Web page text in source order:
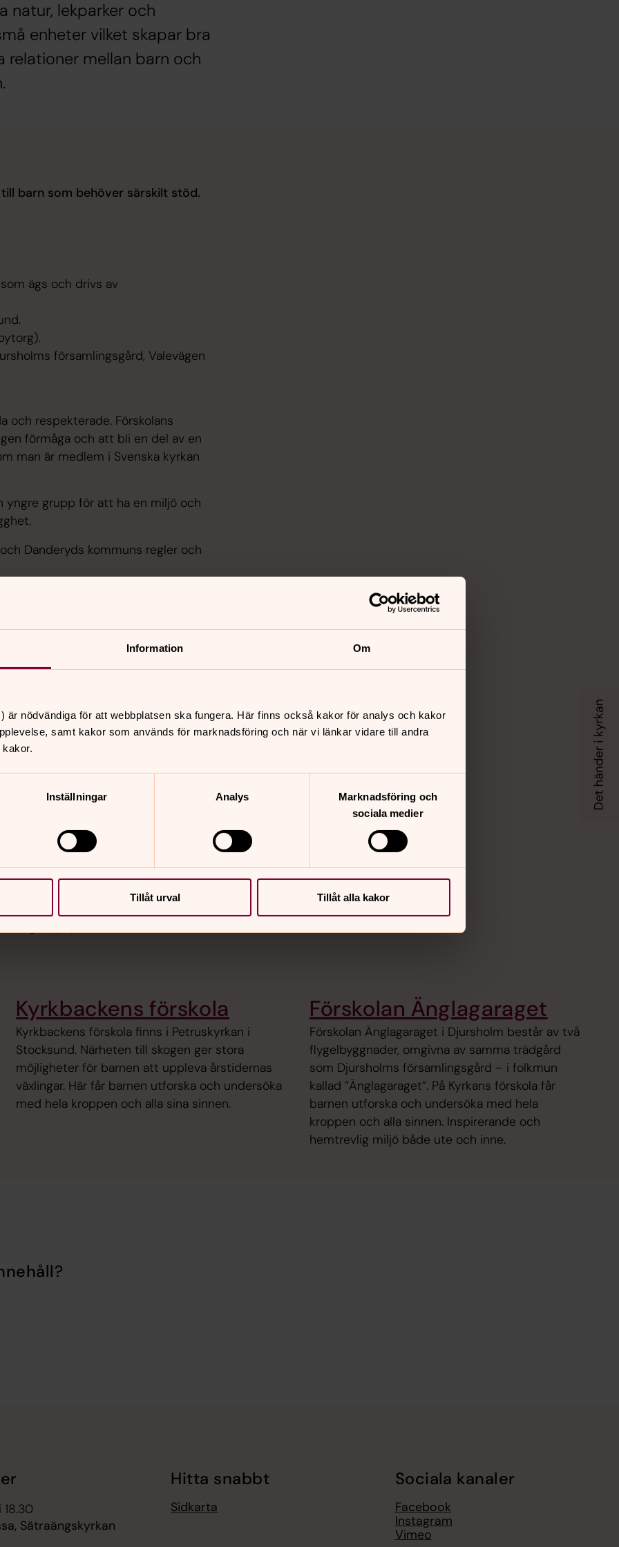
Information Om
är nödvändiga för att webbplatsen ska fungera. Här finns också kakor för analys och kakor
samt kakor som används för marknadsföring och när vi länkar vidare till andra
Inställningar Analys
Marknadsföring och
sociala medier
Tillåt urval Tillåt alla kakor
natur, lekparker och
enheter vilket skapar bra
relationer mellan barn och
till barn som behöver särskilt stöd.
ägs och drivs av
församlingsgård, Valevägen
och respekterade. Förskolans
förmåga och att bli en del av en
man är medlem i Svenska kyrkan
yngre grupp för att ha en miljö och
Danderyds kommuns regler och
sedan 1965. Kanske har du, som
verksamhet. En gång i
förskolan och håller gudstjänst
som pedagogerna håller i med
Välkommen att höra av dig om
verksamhet. Läs mer om hur
sag-upp-plats/
Kyrkbackens förskola
Kyrkbackens förskola finns i Petruskyrkan i
Stocksund. Närheten till skogen ger stora
möjligheter för barnen att uppleva årstidernas
växlingar. Här får barnen utforska och undersöka
med hela kroppen och alla sina sinnen.
Förskolan Änglagaraget
Förskolan Änglagaraget i Djursholm består av två
flygelbyggnader, omgivna av samma trädgård
som Djursholms församlingsgård – i folkmun
kallad ”Änglagaraget”. På Kyrkans förskola får
barnen utforska och undersöka med hela
kroppen och alla sinnen. Inspirerande och
hemtrevlig miljö både ute och inne.
18.30
Sätraängskyrkan
Hitta snabbt
Sidkarta
Sociala kanaler
Facebook
Instagram
Vimeo